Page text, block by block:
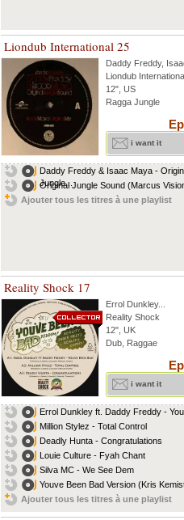
Liondub International 25
Daddy Freddy,
Liondub
12", US
Ragga Jungle
i want it
Daddy Freddy & Isaac Maya -
Jungle...
Original Jungle Sound (Marcus
Ajouter tous les titres à une playlist
Reality Shock 17
Errol Dunkley...
Reality Shock
12", UK
Dub, Raggae
i want it
Errol Dunkley ft. Daddy Freddy -
Million Stylez - Total Control
Deadly Hunta - Congratulations
Louie Culture - Fyah Chant
Silva MC - We See Dem
Youve Been Bad Version (Kris
Ajouter tous les titres à une playlist